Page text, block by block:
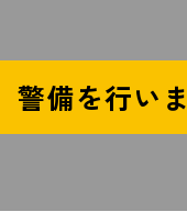
警備を行い